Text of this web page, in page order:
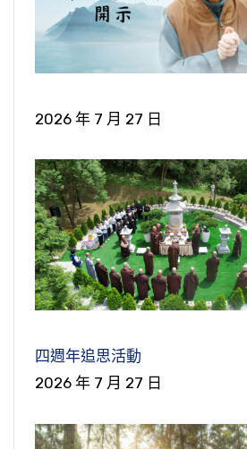
2026 年 7 月 27 日
四週年追思活動
2026 年 7 月 27 日